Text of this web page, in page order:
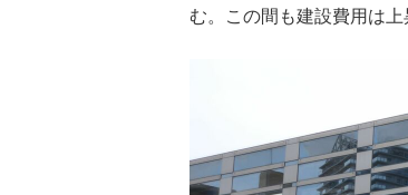
む。この間も建設費用は